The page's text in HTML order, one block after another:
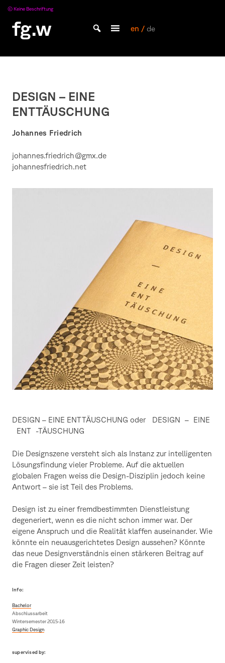
Skip
content
fg.w
Bachelor Kommunikationsdesign und Master Design & Information studieren
en / de
DESIGN – EINE
ENTTÄUSCHUNG
Johannes Friedrich
johannes.friedrich@gmx.de
johannesfriedrich.net
DESIGN – EINE ENTTÄUSCHUNG oder DESIGN – EINE
ENT -TÄUSCHUNG
Die Designszene versteht sich als Instanz zur intelligenten
Lösungsfindung vieler Probleme. Auf die aktuellen
globalen Fragen weiss die Design-Disziplin jedoch keine
Antwort – sie ist Teil des Problems.
Design ist zu einer fremdbestimmten Dienstleistung
degeneriert, wenn es die nicht schon immer war. Der
eigene Anspruch und die Realität klaffen auseinander. Wie
könnte ein neuausgerichtetes Design aussehen? Könnte
das neue Designverständnis einen stärkeren Beitrag auf
die Fragen dieser Zeit leisten?
Info:
Bachelor
Abschlussarbeit
Wintersemester 2015-16
Graphic Design
supervised by:
Keine Beschriftung